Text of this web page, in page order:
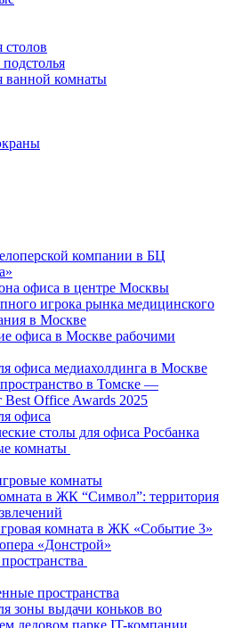
столов
ванной комнаты
компании в БЦ
офиса в центре Москвы
игрока рынка медицинского
в Москве
офиса в Москве рабочими
офиса медиахолдинга в Москве
в Томске —
Office Awards 2025
офиса
столы для офиса Росбанка
комнаты
комнаты
в ЖК “Символ”: территория
комната в ЖК «Событие 3»
«Донстрой»
пространства
зоны выдачи коньков во
ледовом парке IT-компании